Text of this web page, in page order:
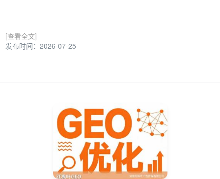
[查看全文]
发布时间：2026-07-25